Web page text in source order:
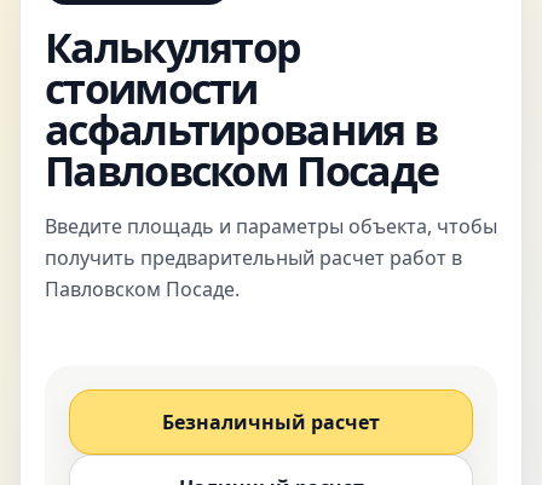
Калькулятор
стоимости
асфальтирования в
Павловском Посаде
Введите площадь и параметры объекта, чтобы
получить предварительный расчет работ в
Павловском Посаде.
Безналичный расчет